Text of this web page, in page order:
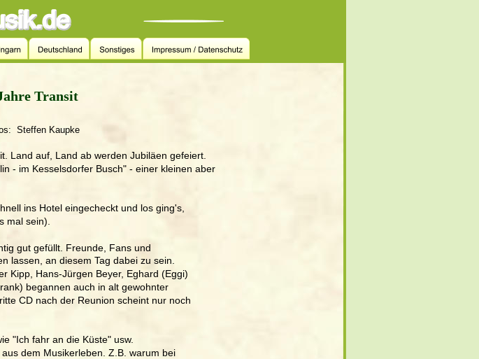
Transit
Steffen Kaupke
Land auf, Land ab werden Jubiläen gefeiert.
- im Kesselsdorfer Busch" - einer kleinen aber
ins Hotel eingecheckt und los ging's,
mal sein).
gut gefüllt. Freunde, Fans und
lassen, an diesem Tag dabei zu sein.
Kipp, Hans-Jürgen Beyer, Eghard (Eggi)
begannen auch in alt gewohnter
CD nach der Reunion scheint nur noch
"Ich fahr an die Küste" usw.
dem Musikerleben. Z.B. warum bei